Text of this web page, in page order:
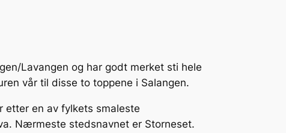
Lavangen og har godt merket sti hele
vår til disse to toppene i Salangen.
etter en av fylkets smaleste
Nærmeste stedsnavnet er Storneset.